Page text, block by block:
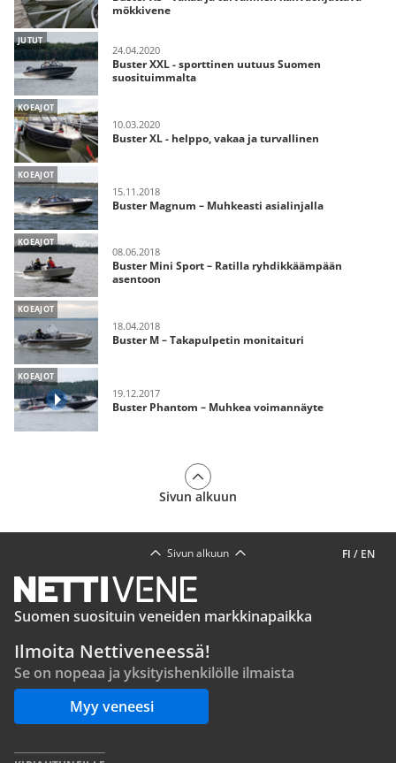
mökkivene
JUTUT
24.04.2020
Buster XXL - sporttinen uutuus Suomen
suosituimmalta
KOEAJOT
10.03.2020
Buster XL - helppo, vakaa ja turvallinen
KOEAJOT
15.11.2018
Buster Magnum – Muhkeasti asialinjalla
KOEAJOT
08.06.2018
Buster Mini Sport – Ratilla ryhdikkäämpään
asentoon
KOEAJOT
18.04.2018
Buster M – Takapulpetin monitaituri
KOEAJOT
19.12.2017
Buster Phantom – Muhkea voimannäyte
Sivun alkuun
FI / EN
Sivun alkuun
Suomen suosituin veneiden markkinapaikka
Ilmoita Nettiveneessä!
Se on nopeaa ja yksityishenkilölle ilmaista
Myy veneesi